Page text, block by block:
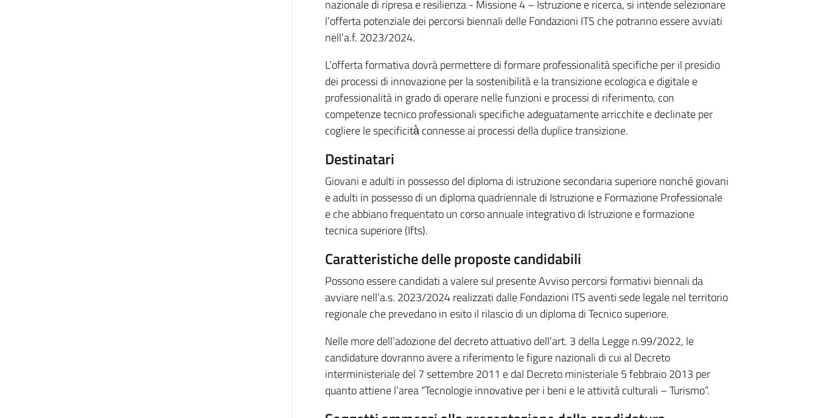
nazionale di ripresa e resilienza - Missione 4 – Istruzione e ricerca, si intende selezionare
l’offerta potenziale dei percorsi biennali delle Fondazioni ITS che potranno essere avviati
nell’a.f. 2023/2024.
L’offerta formativa dovrà permettere di formare professionalità specifiche per il presidio
dei processi di innovazione per la sostenibilità e la transizione ecologica e digitale e
professionalità in grado di operare nelle funzioni e processi di riferimento, con
competenze tecnico professionali specifiche adeguatamente arricchite e declinate per
cogliere le specificità̀ connesse ai processi della duplice transizione.
Destinatari
Giovani e adulti in possesso del diploma di istruzione secondaria superiore nonché giovani
e adulti in possesso di un diploma quadriennale di Istruzione e Formazione Professionale
e che abbiano frequentato un corso annuale integrativo di Istruzione e formazione
tecnica superiore (Ifts).
Caratteristiche delle proposte candidabili
Possono essere candidati a valere sul presente Avviso percorsi formativi biennali da
avviare nell’a.s. 2023/2024 realizzati dalle Fondazioni ITS aventi sede legale nel territorio
regionale che prevedano in esito il rilascio di un diploma di Tecnico superiore.
Nelle more dell’adozione del decreto attuativo dell’art. 3 della Legge n.99/2022, le
candidature dovranno avere a riferimento le figure nazionali di cui al Decreto
interministeriale del 7 settembre 2011 e dal Decreto ministeriale 5 febbraio 2013 per
quanto attiene l’area “Tecnologie innovative per i beni e le attività culturali – Turismo”.